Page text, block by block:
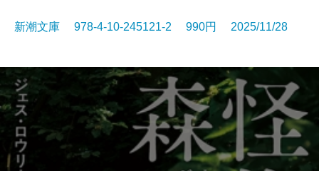
新潮文庫 978-4-10-245121-2 990円 2025/11/28